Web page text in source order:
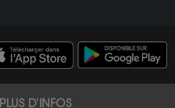
PLUS D'INFOS